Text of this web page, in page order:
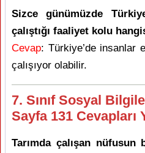
Sizce günümüzde
çalıştığı faaliyet kolu
Cevap: Türkiye’de insanlar
çalışıyor olabilir.
7. Sınıf Sosyal
Sayfa 131 Cevapları
Tarımda çalışan nüfusun